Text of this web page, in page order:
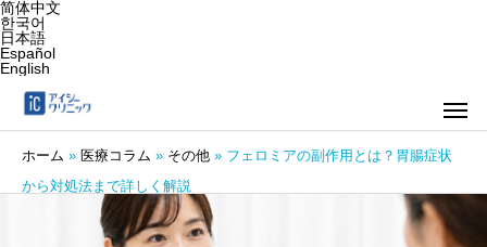
简体中文
한국어
日本語
Español
English
ホーム » 医療コラム » その他 » フェロミアの副作用とは？胃腸症状
から対処法まで詳しく解説